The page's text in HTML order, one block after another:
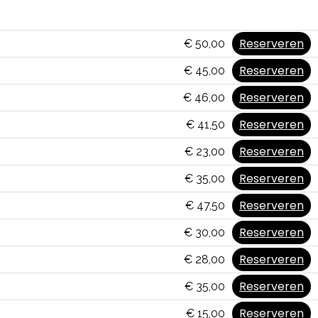
Reserveren
€ 50,00
Reserveren
€ 45,00
Reserveren
€ 46,00
Reserveren
€ 41,50
Reserveren
€ 23,00
Reserveren
€ 35,00
Reserveren
€ 47,50
Reserveren
€ 30,00
Reserveren
€ 28,00
Reserveren
€ 35,00
Reserveren
€ 15,00